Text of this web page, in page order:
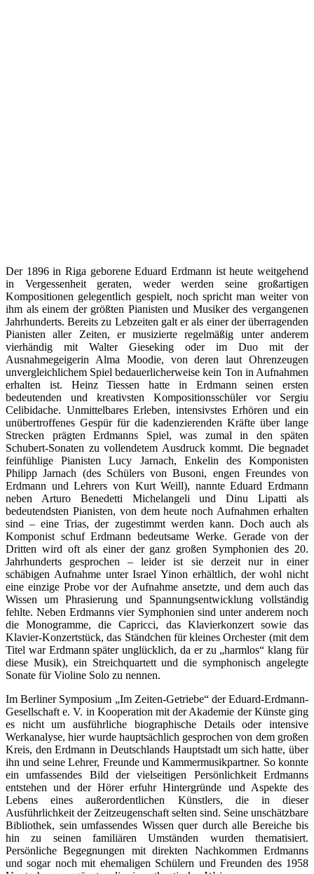
Der 1896 in Riga geborene Eduard Erdmann ist heute weitgehend
in Vergessenheit geraten, weder werden seine großartigen
Kompositionen gelegentlich gespielt, noch spricht man weiter von
ihm als einem der größten Pianisten und Musiker des vergangenen
Jahrhunderts. Bereits zu Lebzeiten galt er als einer der überragenden
Pianisten aller Zeiten, er musizierte regelmäßig unter anderem
vierhändig mit Walter Gieseking oder im Duo mit der
Ausnahmegeigerin Alma Moodie, von deren laut Ohrenzeugen
unvergleichlichem Spiel bedauerlicherweise kein Ton in Aufnahmen
erhalten ist. Heinz Tiessen hatte in Erdmann seinen ersten
bedeutenden und kreativsten Kompositionsschüler vor Sergiu
Celibidache. Unmittelbares Erleben, intensivstes Erhören und ein
unübertroffenes Gespür für die kadenzierenden Kräfte über lange
Strecken prägten Erdmanns Spiel, was zumal in den späten
Schubert-Sonaten zu vollendetem Ausdruck kommt. Die begnadet
feinfühlige Pianisten Lucy Jarnach, Enkelin des Komponisten
Philipp Jarnach (des Schülers von Busoni, engen Freundes von
Erdmann und Lehrers von Kurt Weill), nannte Eduard Erdmann
neben Arturo Benedetti Michelangeli und Dinu Lipatti als
bedeutendsten Pianisten, von dem heute noch Aufnahmen erhalten
sind – eine Trias, der zugestimmt werden kann. Doch auch als
Komponist schuf Erdmann bedeutsame Werke. Gerade von der
Dritten wird oft als einer der ganz großen Symphonien des 20.
Jahrhunderts gesprochen – leider ist sie derzeit nur in einer
schäbigen Aufnahme unter Israel Yinon erhältlich, der wohl nicht
eine einzige Probe vor der Aufnahme ansetzte, und dem auch das
Wissen um Phrasierung und Spannungsentwicklung vollständig
fehlte. Neben Erdmanns vier Symphonien sind unter anderem noch
die Monogramme, die Capricci, das Klavierkonzert sowie das
Klavier-Konzertstück, das Ständchen für kleines Orchester (mit dem
Titel war Erdmann später unglücklich, da er zu „harmlos“ klang für
diese Musik), ein Streichquartett und die symphonisch angelegte
Sonate für Violine Solo zu nennen.
Im Berliner Symposium „Im Zeiten-Getriebe“ der Eduard-Erdmann-
Gesellschaft e. V. in Kooperation mit der Akademie der Künste ging
es nicht um ausführliche biographische Details oder intensive
Werkanalyse, hier wurde hauptsächlich gesprochen von dem großen
Kreis, den Erdmann in Deutschlands Hauptstadt um sich hatte, über
ihn und seine Lehrer, Freunde und Kammermusikpartner. So konnte
ein umfassendes Bild der vielseitigen Persönlichkeit Erdmanns
entstehen und der Hörer erfuhr Hintergründe und Aspekte des
Lebens eines außerordentlichen Künstlers, die in dieser
Ausführlichkeit der Zeitzeugenschaft selten sind. Seine unschätzbare
Bibliothek, sein umfassendes Wissen quer durch alle Bereiche bis
hin zu seinen familiären Umständen wurden thematisiert.
Persönliche Begegnungen mit direkten Nachkommen Erdmanns
und sogar noch mit ehemaligen Schülern und Freunden des 1958